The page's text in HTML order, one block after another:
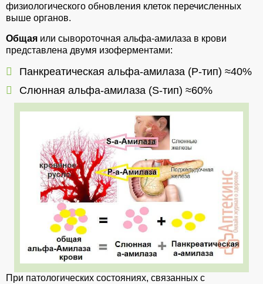
физиологического обновления клеток перечисленных
выше органов.
Общая или сывороточная альфа-амилаза в крови
представлена двумя изоферментами:
Панкреатическая альфа-амилаза (Р-тип) ≈40%
Слюнная альфа-амилаза (S-тип) ≈60%
При патологических состояниях, связанных с